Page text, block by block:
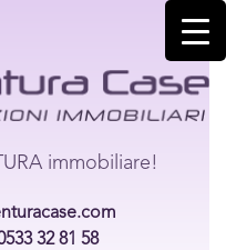
immobiliare!
32 81 58